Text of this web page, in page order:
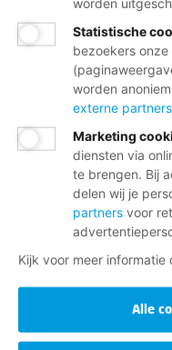
worden
Statistische
bezoekers
worden
externe partners
Marketing
diensten via
te brengen. Bij
delen wij je
partners voor
Kijk voor meer informatie
Alle